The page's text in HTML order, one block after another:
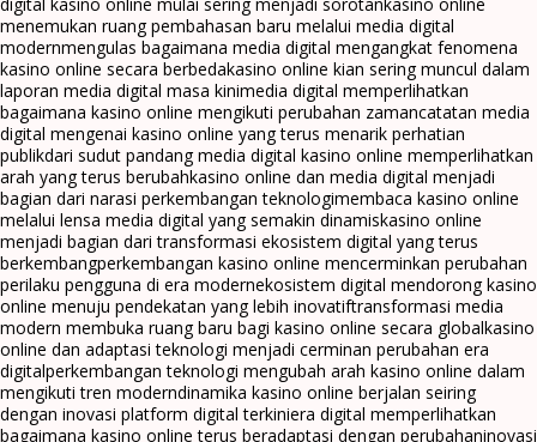
menemukan ruang pembahasan baru melalui media digital
modernmengulas bagaimana media digital mengangkat fenomena
kasino online secara berbedakasino online kian sering muncul dalam
laporan media digital masa kinimedia digital memperlihatkan
bagaimana kasino online mengikuti perubahan zamancatatan media
digital mengenai kasino online yang terus menarik perhatian
publikdari sudut pandang media digital kasino online memperlihatkan
arah yang terus berubahkasino online dan media digital menjadi
bagian dari narasi perkembangan teknologimembaca kasino online
melalui lensa media digital yang semakin dinamiskasino online
menjadi bagian dari transformasi ekosistem digital yang terus
berkembangperkembangan kasino online mencerminkan perubahan
perilaku pengguna di era modernekosistem digital mendorong kasino
online menuju pendekatan yang lebih inovatiftransformasi media
modern membuka ruang baru bagi kasino online secara globalkasino
online dan adaptasi teknologi menjadi cerminan perubahan era
digitalperkembangan teknologi mengubah arah kasino online dalam
mengikuti tren moderndinamika kasino online berjalan seiring
dengan inovasi platform digital terkiniera digital memperlihatkan
bagaimana kasino online terus beradaptasi dengan perubahaninovasi